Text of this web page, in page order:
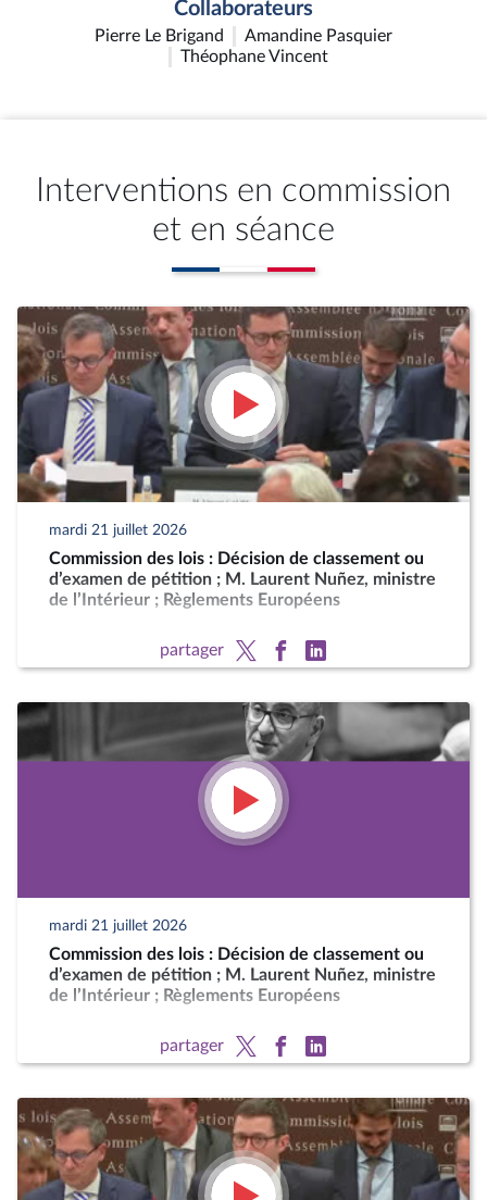
Collaborateurs
Pierre Le Brigand
Amandine Pasquier
Théophane Vincent
Interventions en commission
et en séance
mardi 21 juillet 2026
Commission des lois : Décision de classement ou
d’examen de pétition ; M. Laurent Nuñez, ministre
de l’Intérieur ; Règlements Européens
partager
mardi 21 juillet 2026
Commission des lois : Décision de classement ou
d’examen de pétition ; M. Laurent Nuñez, ministre
de l’Intérieur ; Règlements Européens
partager